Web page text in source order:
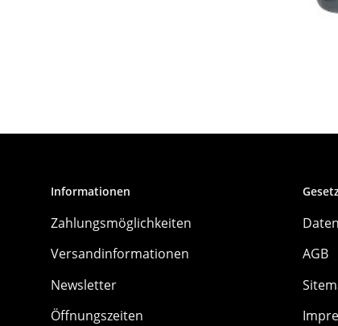
Informationen
Zahlungsmöglichkeiten
Versandinformationen
Newsletter
Öffnungszeiten
AGB